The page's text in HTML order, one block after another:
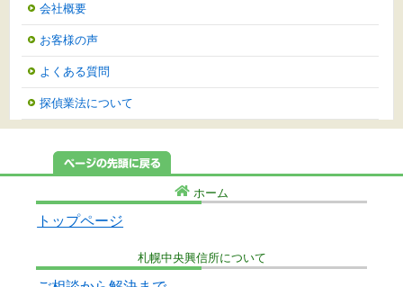
会社概要
お客様の声
よくある質問
探偵業法について
ホーム
トップページ
札幌中央興信所について